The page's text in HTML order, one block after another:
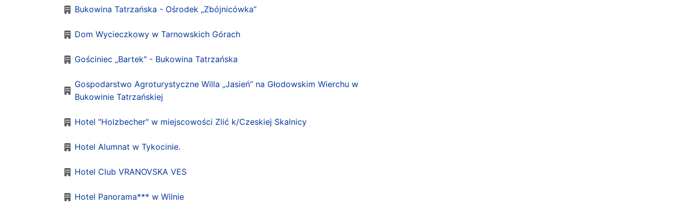
Bukowina Tatrzańska - Ośrodek „Zbójnicówka”
Dom Wycieczkowy w Tarnowskich Górach
Gościniec „Bartek" - Bukowina Tatrzańska
Gospodarstwo Agroturystyczne Willa „Jasień” na Głodowskim Wierchu w
Bukowinie Tatrzańskiej
Hotel "Holzbecher" w miejscowości Zlić k/Czeskiej Skalnicy
Hotel Alumnat w Tykocinie.
Hotel Club VRANOVSKA VES
Hotel Panorama*** w Wilnie